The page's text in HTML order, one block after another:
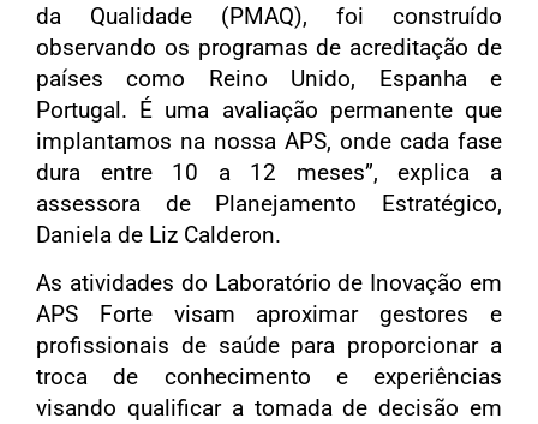
da Qualidade (PMAQ), foi construído
observando os programas de acreditação de
países como Reino Unido, Espanha e
Portugal. É uma avaliação permanente que
implantamos na nossa APS, onde cada fase
dura entre 10 a 12 meses”, explica a
assessora de Planejamento Estratégico,
Daniela de Liz Calderon.
As atividades do Laboratório de Inovação em
APS Forte visam aproximar gestores e
profissionais de saúde para proporcionar a
troca de conhecimento e experiências
visando qualificar a tomada de decisão em